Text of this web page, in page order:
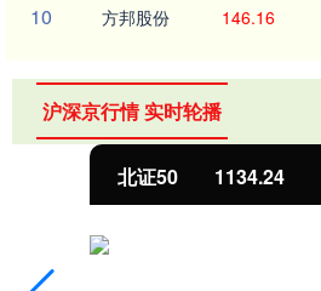
10 方邦股份 146.16
沪深京行情 实时轮播
北证50 1134.24